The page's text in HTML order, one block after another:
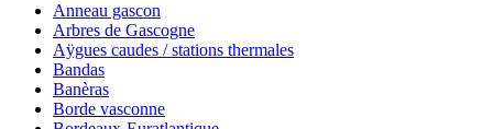
Anneau gascon
Arbres de Gascogne
Aÿgues caudes / stations thermales
Bandas
Banèras
Borde vasconne